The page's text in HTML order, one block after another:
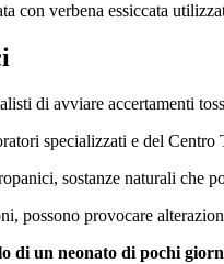
con verbena essiccata
di avviare accertamenti
specializzati e del
sostanze naturali che
possono provocare
di un neonato di pochi